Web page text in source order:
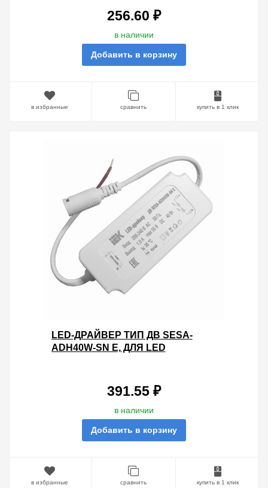
256.60 ₽
в наличии
Добавить в корзину
в избранные сравнить купить в 1 клик
LED-ДРАЙВЕР ТИП ДВ SESA-
ADH40W-SN Е, ДЛЯ LED
391.55 ₽
в наличии
Добавить в корзину
в избранные сравнить купить в 1 клик